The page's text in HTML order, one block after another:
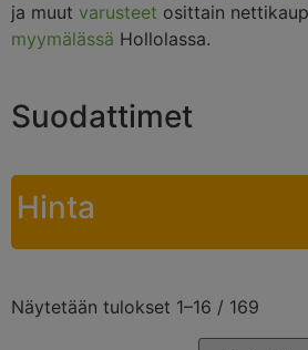
ja muut varusteet osittain
myymälässä Hollolassa.
Suodattimet
Hinta
Näytetään tulokset 1–16 / 169